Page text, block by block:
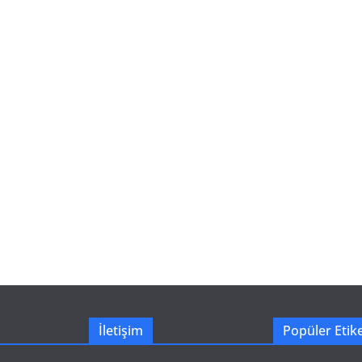
İletişim Popüler